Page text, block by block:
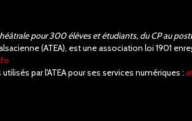
pour 300 élèves et étudiants, du CP au
(ATEA), est une association loi 1901
par l'ATEA pour ses services numériques :